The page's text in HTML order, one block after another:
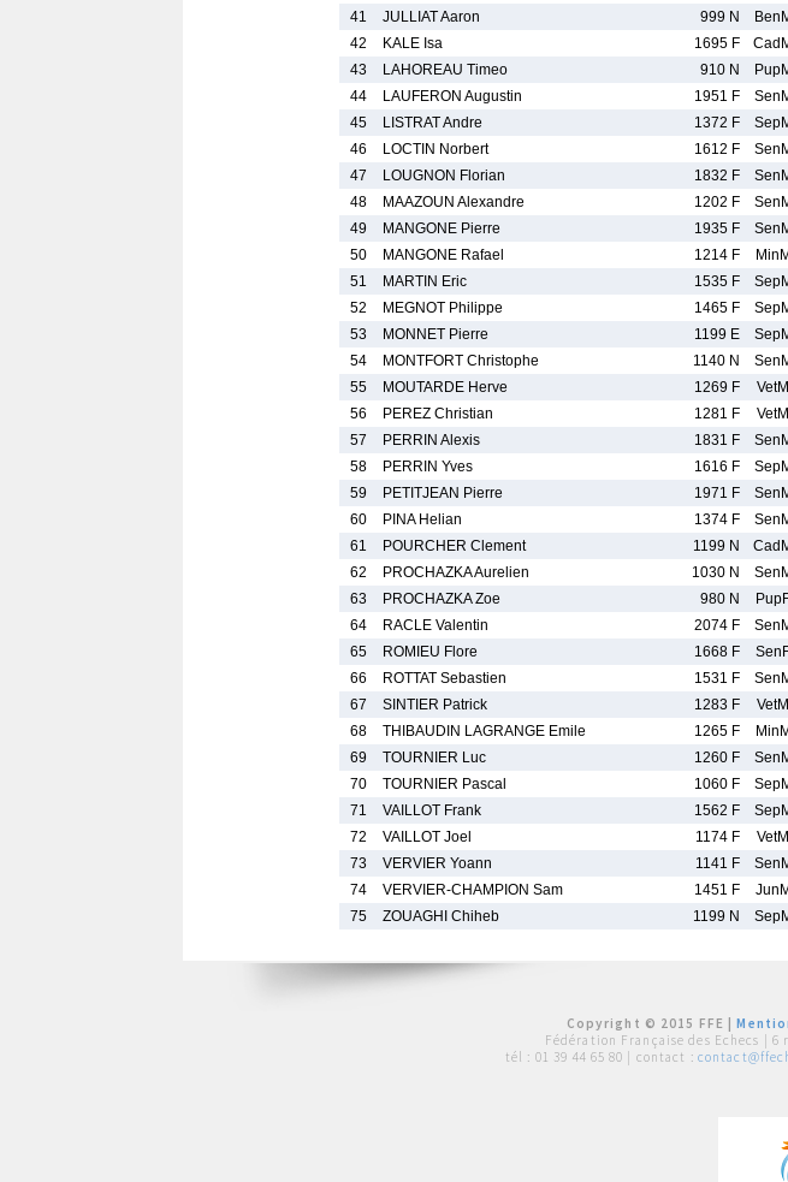
41
JULLIAT Aaron 999 N
42
KALE Isa 1695 F
43
LAHOREAU Timeo 910 N
44
LAUFERON Augustin 1951 F
45
LISTRAT Andre 1372 F
46
LOCTIN Norbert 1612 F
47
LOUGNON Florian 1832 F
48
MAAZOUN Alexandre 1202 F
49
MANGONE Pierre 1935 F
50
MANGONE Rafael 1214 F MinM
51
MARTIN Eric 1535 F
52
MEGNOT Philippe 1465 F
53
MONNET Pierre 1199 E
54
MONTFORT Christophe 1140 N
55
MOUTARDE Herve 1269 F VetM
56
PEREZ Christian 1281 F VetM
57
PERRIN Alexis 1831 F
58
PERRIN Yves 1616 F
59
PETITJEAN Pierre 1971 F
60
PINA Helian 1374 F
61
POURCHER Clement 1199 N
62
PROCHAZKA Aurelien 1030 N
63
PROCHAZKA Zoe 980 N
64
RACLE Valentin 2074 F
65
ROMIEU Flore 1668 F
66
ROTTAT Sebastien 1531 F
67
SINTIER Patrick 1283 F VetM
68
THIBAUDIN LAGRANGE Emile 1265 F MinM
69
TOURNIER Luc 1260 F
70
TOURNIER Pascal 1060 F
71
VAILLOT Frank 1562 F
72
VAILLOT Joel 1174 F VetM
73
VERVIER Yoann 1141 F
74
VERVIER-CHAMPION Sam 1451 F JunM
75
ZOUAGHI Chiheb 1199 N
Copyright © 2015 FFE |
Fédération Française des Echecs | 6
tél : 01 39 44 65 80 | contact :